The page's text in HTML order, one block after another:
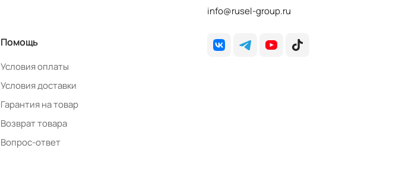
Помощь
Условия оплаты
Условия доставки
Гарантия на товар
Возврат товара
Вопрос-ответ
info@rusel-group.ru